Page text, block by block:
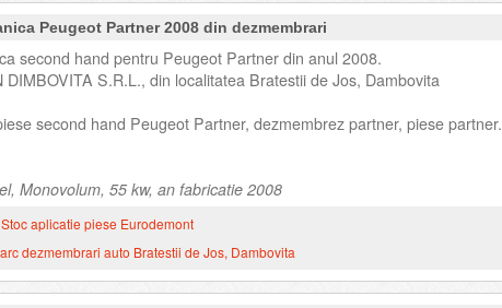
Peugeot Partner 2008 din dezmembrari
second hand pentru Peugeot Partner din anul 2008.
DIMBOVITA S.R.L., din localitatea Bratestii de Jos, Dambovita
second hand Peugeot Partner, dezmembrez partner, piese partner.
Monovolum, 55 kw, an fabricatie 2008
Stoc aplicatie piese Eurodemont
dezmembrari auto Bratestii de Jos, Dambovita